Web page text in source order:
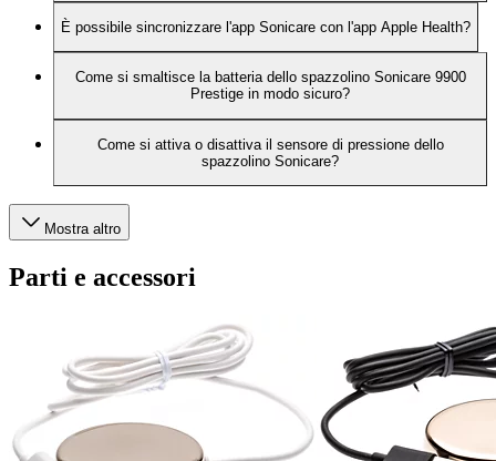
È possibile sincronizzare l'app Sonicare con l'app Apple Health?
Come si smaltisce la batteria dello spazzolino Sonicare 9900
Prestige in modo sicuro?
Come si attiva o disattiva il sensore di pressione dello
spazzolino Sonicare?
Mostra altro
Parti e accessori